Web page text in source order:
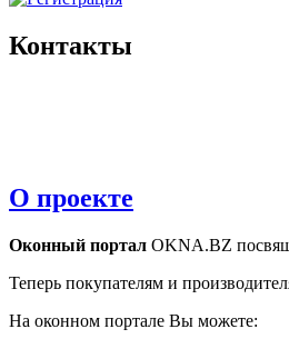
Контакты
О проекте
Оконный портал OKNA.BZ
Теперь покупателям и
На оконном портале Вы можете: